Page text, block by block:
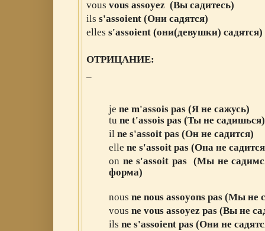
vous vous assoyez (Вы садитесь)
ils s'assoient (Они садятся)
elles s'assoient (они(девушки) садятся)
ОТРИЦАНИЕ:
jе ne m'assois pas (Я не сажусь)
tu ne t'assois pas (Ты не садишься)
il ne s'assoit pas (Он не садится)
elle ne s'assoit pas (Она не садится
on nes'assoit pas (Мы не
форма)
nous ne nous assoyons pas (Мы не
vous ne vous assoyez pas (Вы не
ils ne s'assoient pas (Они не